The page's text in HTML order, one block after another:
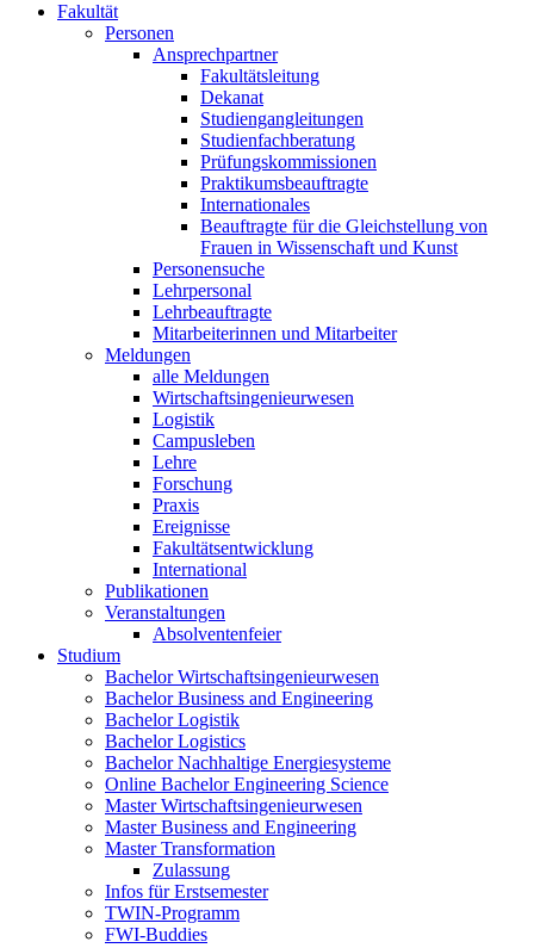
Fakultät
Personen
Ansprechpartner
Fakultätsleitung
Dekanat
Studiengangleitungen
Studienfachberatung
Prüfungskommissionen
Praktikumsbeauftragte
Internationales
Beauftragte für die Gleichstellung von
Frauen in Wissenschaft und Kunst
Personensuche
Lehrpersonal
Lehrbeauftragte
Mitarbeiterinnen und Mitarbeiter
Meldungen
alle Meldungen
Wirtschaftsingenieurwesen
Logistik
Campusleben
Lehre
Forschung
Praxis
Ereignisse
Fakultätsentwicklung
International
Publikationen
Veranstaltungen
Absolventenfeier
Studium
Bachelor Wirtschaftsingenieurwesen
Bachelor Business and Engineering
Bachelor Logistik
Bachelor Logistics
Bachelor Nachhaltige Energiesysteme
Online Bachelor Engineering Science
Master Wirtschaftsingenieurwesen
Master Business and Engineering
Master Transformation
Zulassung
Infos für Erstsemester
TWIN-Programm
FWI-Buddies